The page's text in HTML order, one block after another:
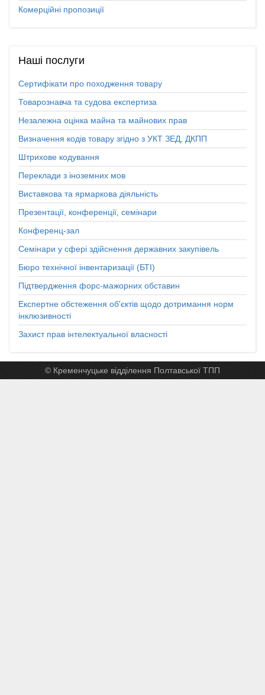
Комерційні пропозиції
Наші послуги
Сертифікати про походження товару
Товарознавча та судова експертиза
Незалежна оцінка майна та майнових прав
Визначення кодів товару згідно з УКТ ЗЕД, ДКПП
Штрихове кодування
Переклади з іноземних мов
Виставкова та ярмаркова діяльність
Презентації, конференції, семінари
Конференц-зал
Семінари у сфері здійснення державних закупівель
Бюро технічної інвентаризації (БТІ)
Підтвердження форс-мажорних обставин
Експертне обстеження об'єктів щодо дотримання норм
інклюзивності
Захист прав інтелектуальної власності
© Кременчуцьке відділення Полтавської ТПП